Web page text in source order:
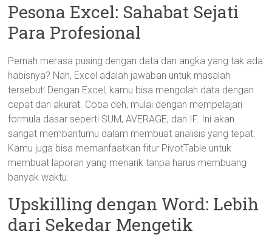
Pesona Excel: Sahabat Sejati
Para Profesional
Pernah merasa pusing dengan data dan angka yang tak ada
habisnya? Nah, Excel adalah jawaban untuk masalah
tersebut! Dengan Excel, kamu bisa mengolah data dengan
cepat dan akurat. Coba deh, mulai dengan mempelajari
formula dasar seperti SUM, AVERAGE, dan IF. Ini akan
sangat membantumu dalam membuat analisis yang tepat.
Kamu juga bisa memanfaatkan fitur PivotTable untuk
membuat laporan yang menarik tanpa harus membuang
banyak waktu.
Upskilling dengan Word: Lebih
dari Sekedar Mengetik